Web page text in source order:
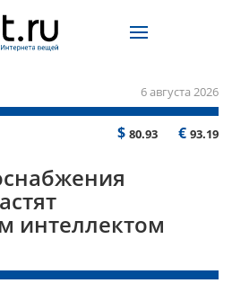
6 августа 2026
$ 80.93 € 93.19
интеллектом